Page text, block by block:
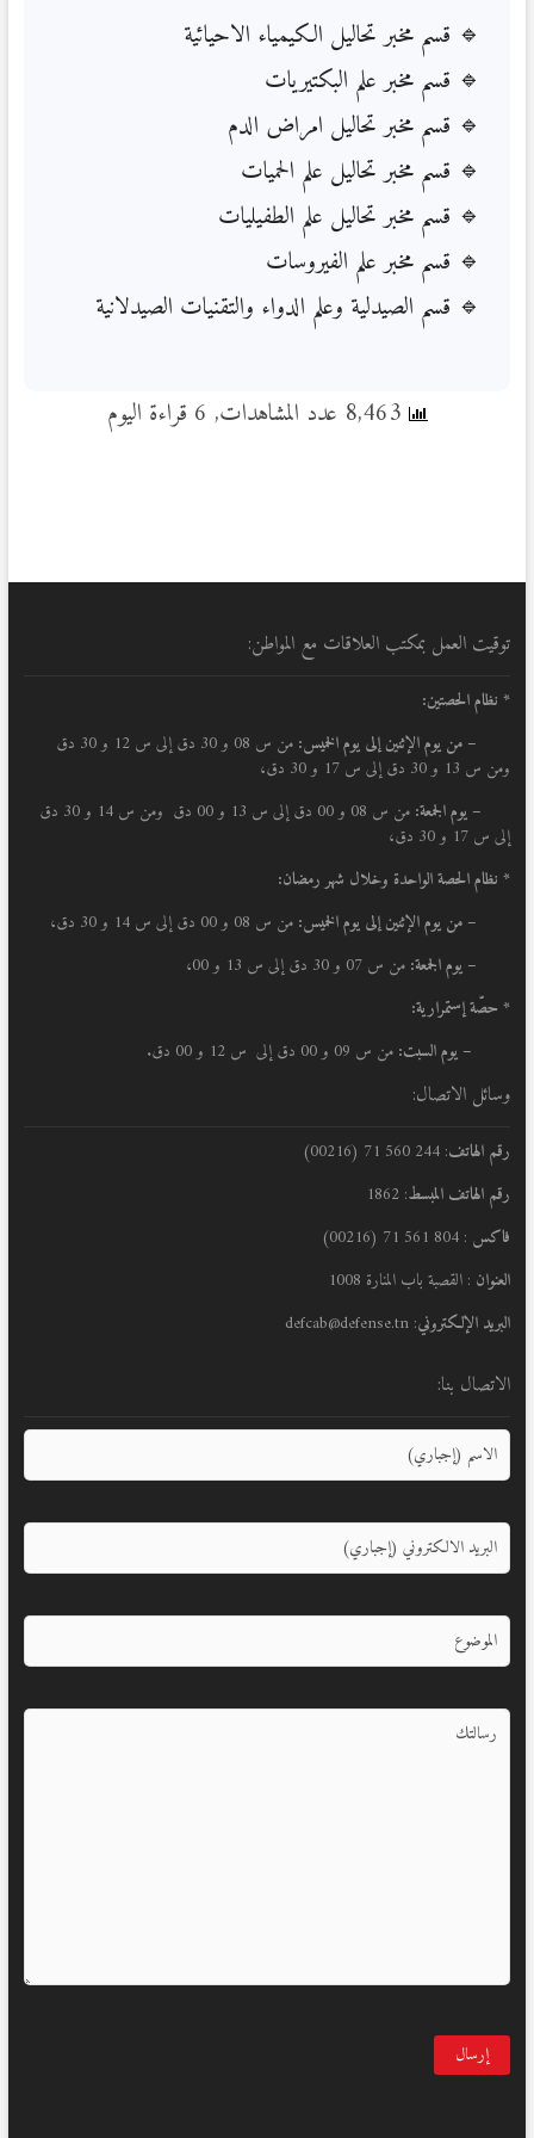
قسم مخبر تحاليل الكيمياء الاحيائية
قسم مخبر علم البكتيريات
قسم مخبر تحاليل امراض الدم
قسم مخبر تحاليل علم الحميات
قسم مخبر تحاليل علم الطفيليات
قسم مخبر علم الفيروسات
قسم الصيدلية وعلم الدواء والتقنيات الصيدلانية
توقيت العمل بمكتب العلاقات مع المواطن:
* نظام الحصتين:
– من يوم الإثنين إلى يوم الخميس:
من س 08 و 30 دق إلى س 12 و 30 دق
ومن س 13 و 30 دق إلى س 17 و 30 دق،
– يوم الجمعة:
من س 08 و 00 دق إلى س 13 و 00 دق ومن س 14 و 30 دق
إلى س 17 و 30 دق،
* نظام الحصة الواحدة وخلال شهر رمضان:
– من يوم الإثنين إلى يوم الخميس: من س 08 و 00 دق إلى س 14 و 30 دق،
– يوم الجمعة: من س 07 و 30 دق إلى س 13 و 00،
* حصّة إستمرارية:
– يوم السبت: من س 09 و 00 دق إلى س 12 و 00 دق.
وسائل الاتصال:
رقم الهاتف: 244 560 71 (00216)
رقم الهاتف المبسط: 1862
فاكس : 804 561 71 (00216)
العنوان : القصبة باب المنارة 1008
البريد الإلكتروني: defcab@defense.tn
الاتصال بنا: